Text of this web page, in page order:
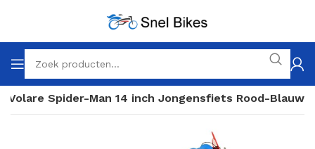
Volare Spider-Man 14 inch Jongensfiets Rood-Blauw